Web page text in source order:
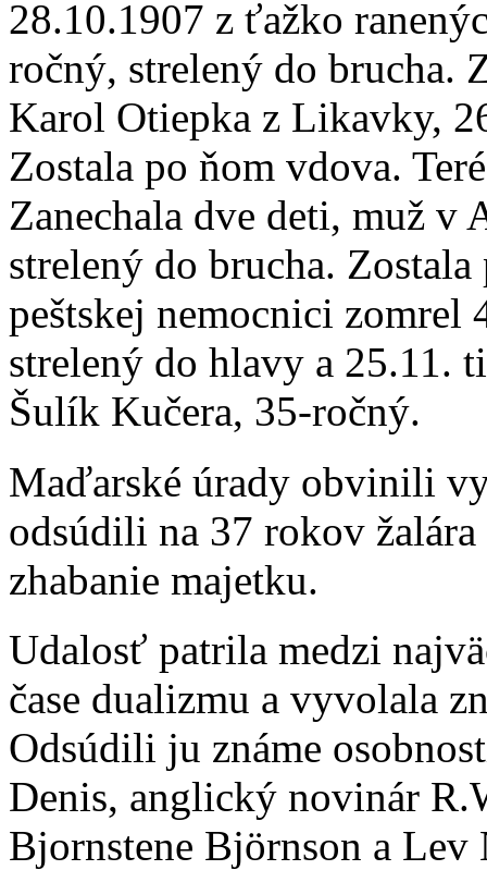
28.10.1907 z ťažko
ročný, strelený do brucha.
Karol Otiepka z Likavky,
Zostala po ňom vdova.
Zanechala dve deti, muž v
strelený do brucha.
peštskej nemocnici zomrel
strelený do hlavy a 25.11.
Šulík Kučera, 35-ročný.
Maďarské úrady obvinili
odsúdili na 37 rokov
zhabanie majetku.
Udalosť patrila medzi
čase dualizmu a vyvolala
Odsúdili ju známe
Denis, anglický novinár
Bjornstene Björnson a